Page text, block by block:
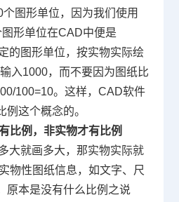
个图形单位，因为我们使用
图形单位在CAD中便是
的图形单位，按实物实际绘
入1000，而不要因为图纸比
100=10。这样， CAD软件
这个概念的。
比例，非实物才有比例
大就画多大，那实物实际就
物性图纸信息，如文字、尺
原本是没有什么比例之说